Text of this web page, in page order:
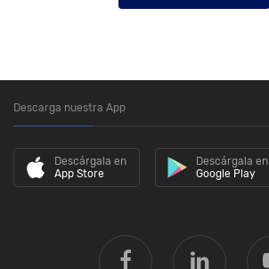
Descarga nuestra App
Descárgala en
App Store
Descárgala en
Google Play